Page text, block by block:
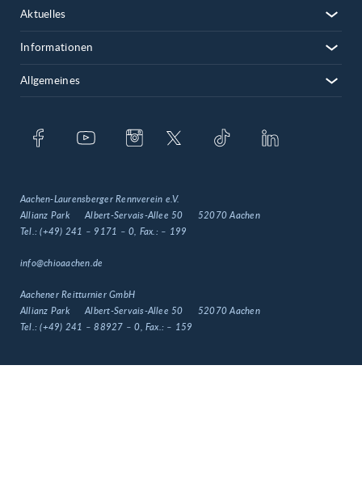
Aktuelles
Informationen
Allgemeines
Aachen-Laurensberger Rennverein e.V.
Allianz Park
Albert-Servais-Allee 50
52070 Aachen
Tel.:(+49) 241 – 9171 – 0 , Fax.: – 199
info@chioaachen.de
Aachener Reitturnier GmbH
Allianz Park
Albert-Servais-Allee 50
52070 Aachen
Tel.:(+49) 241 – 88927 – 0 , Fax.: – 159